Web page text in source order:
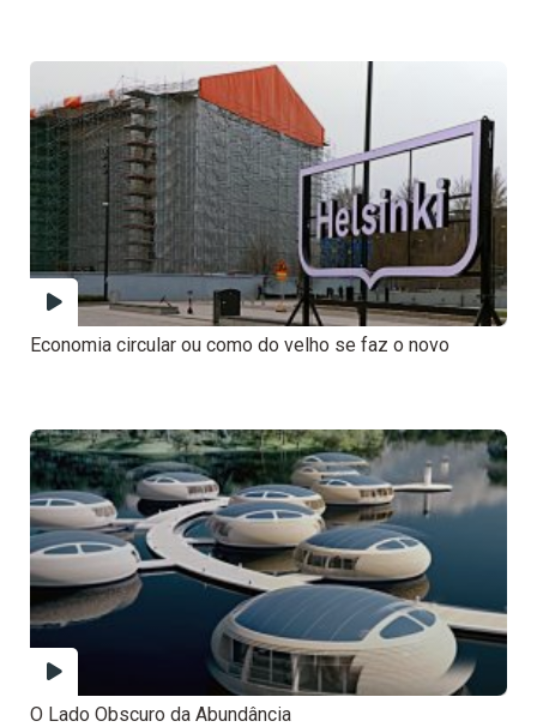
Economia circular ou como do velho se faz o novo
O Lado Obscuro da Abundância